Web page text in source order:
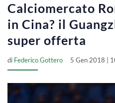
Calciomercato
in Cina? il
super offerta
di Federico Gottero 5 Gen 2018 |